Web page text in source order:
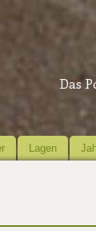
Das
Lagen